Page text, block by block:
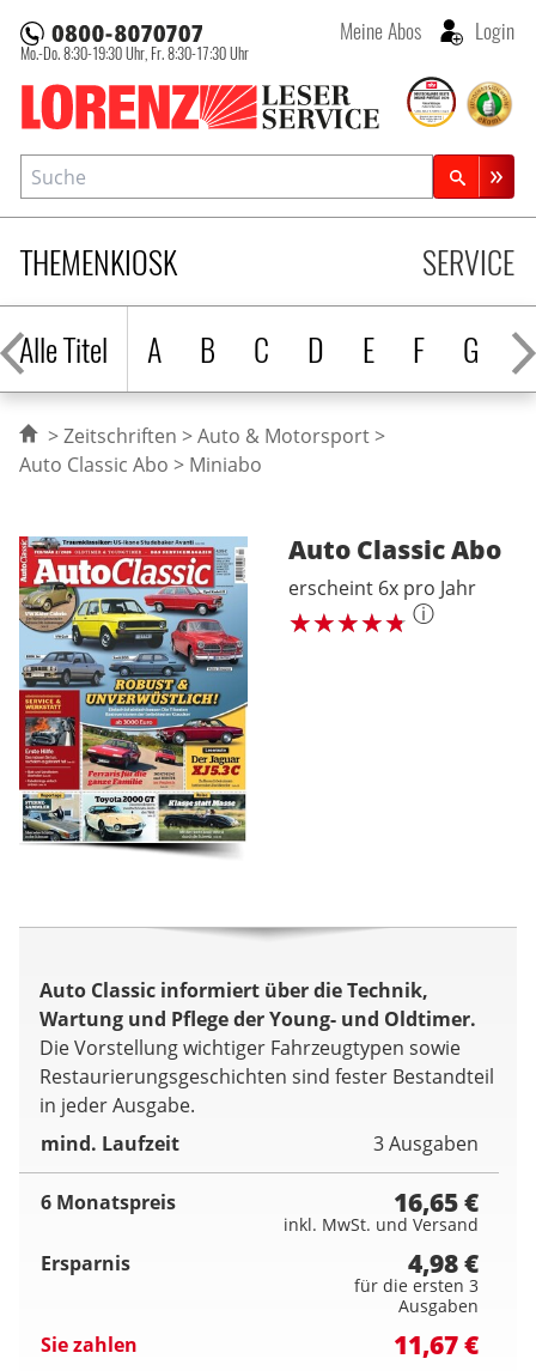
Lorenz Leserservice
Mo.-Do. 8:30-19:30 Uhr, Fr. 8:30-17:30 Uhr
Meine Abos Login
THEMENKIOSK
Alle Titel
A B C D E F G H
SERVICE
Suche
Zeitschriftensuche
Zeitschriften
Auto & Motorsport
Auto Classic Abo
Miniabo
Auto ClassicAbo
erscheint 6x pro Jahr
ⓘ
Auto Classic informiert über die Technik,
Wartung und Pflege der Young- und Oldtimer.
Die Vorstellung wichtiger Fahrzeugtypen sowie
Restaurierungsgeschichten sind fester Bestandteil
in jeder Ausgabe.
mind. Laufzeit
3 Ausgaben
6 Monatspreis 16,65 €
inkl. MwSt. und Versand
Ersparnis 4,98 €
für die ersten 3
Ausgaben
Sie zahlen 11,67 €